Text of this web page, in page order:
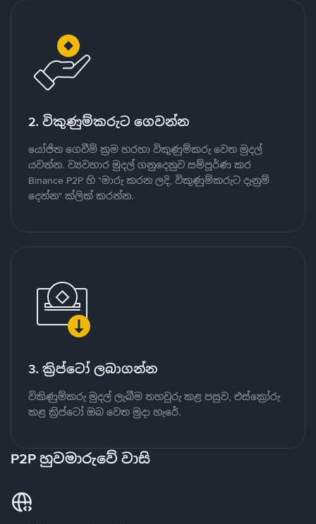
2. විකුණුම්කරුට ගෙවන්න
යෝජිත ගෙවීම් ක්‍රම හරහා විකුණුම්කරු වෙත මුදල්
යවන්න. ව්‍යවහාර මුදල් ගනුදෙනුව සම්පූර්ණ කර
Binance P2P හි "මාරු කරන ලදි, විකුණුම්කරුට දැනුම්
දෙන්න" ක්ලික් කරන්න.
3. ක්‍රිප්ටෝ ලබාගන්න
විකිණුම්කරු මුදල් ලැබීම තහවුරු කළ පසුව, එස්ක්‍රෝරු
කළ ක්‍රිප්ටෝ ඔබ වෙත මුදා හැරේ.
P2P හුවමාරුවේ වාසි